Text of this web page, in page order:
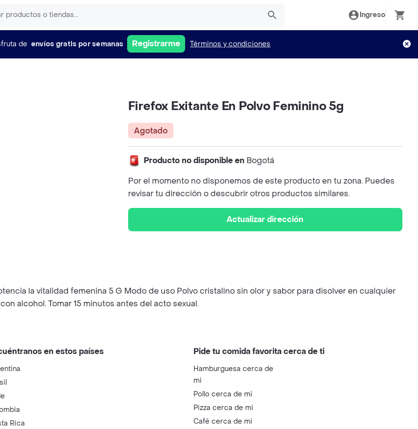
Ingreso
de envíos gratis por semanas Registrarme Términos y condiciones
Firefox Exitante En Polvo Feminino 5g
Agotado
Producto no disponible en Bogotá
Por el momento no disponemos de este producto en tu zona. Puedes
revisar tu dirección o descubrir otros productos similares.
Actualizar dirección
la vitalidad femenina 5 G Modo de uso Polvo cristalino sin olor y sabor para disolver en cualquier
alcohol. Tomar 15 minutos antes del acto sexual.
en estos países
Rica
Pide tu comida favorita cerca de ti
Hamburguesa cerca de
mi
Pollo cerca de mi
Pizza cerca de mi
Café cerca de mi